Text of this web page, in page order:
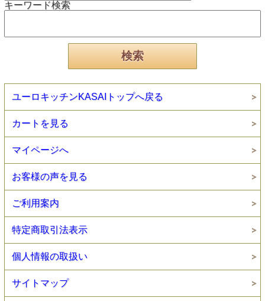
キーワード検索
ユーロキッチンKASAIトップへ戻る
カートを見る
マイページへ
お客様の声を見る
ご利用案内
特定商取引法表示
個人情報の取扱い
サイトマップ